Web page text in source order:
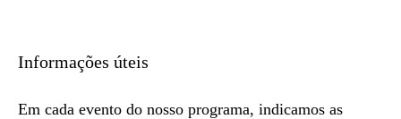
Informações úteis
Em cada evento do nosso programa, indicamos as